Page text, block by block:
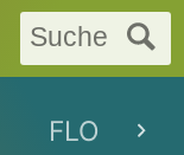
Suche
FLORAL